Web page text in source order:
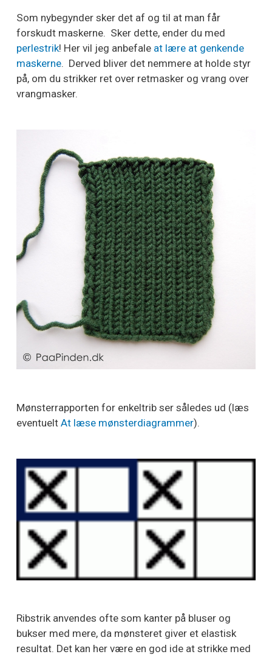
Som nybegynder sker det af og til at man får
forskudt maskerne. Sker dette, ender du med
perlestrik! Her vil jeg anbefale at lære at genkende
maskerne. Derved bliver det nemmere at holde styr
på, om du strikker ret over retmasker og vrang over
vrangmasker.
Mønsterrapporten for enkeltrib ser således ud (læs
eventuelt At læse mønsterdiagrammer).
Ribstrik anvendes ofte som kanter på bluser og
bukser med mere, da mønsteret giver et elastisk
resultat. Det kan her være en god ide at strikke med